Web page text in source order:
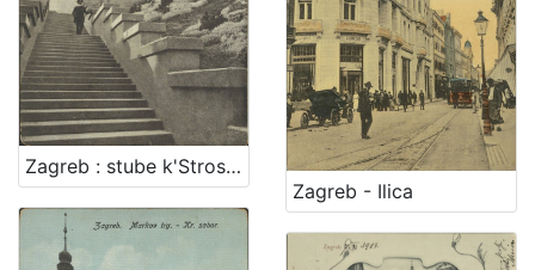
Zagreb : stube k'Strosmjerovom šetalištu
Zagreb - Ilica